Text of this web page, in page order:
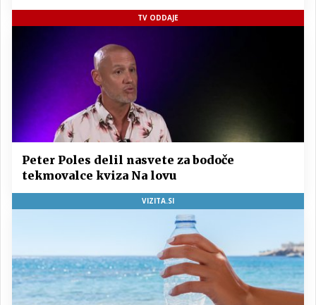
TV ODDAJE
Peter Poles delil nasvete za bodoče
tekmovalce kviza Na lovu
VIZITA.SI